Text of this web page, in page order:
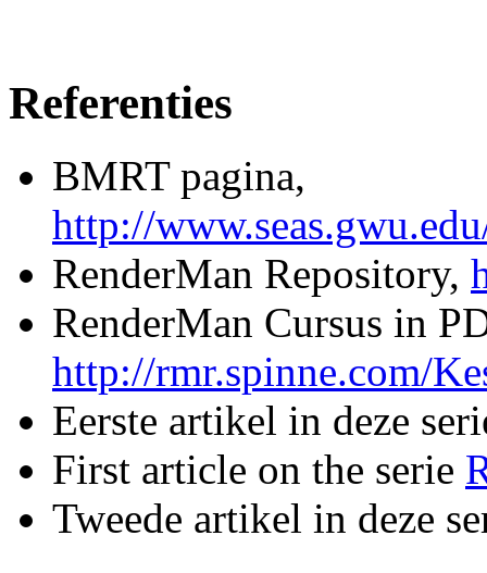
Referenties
BMRT pagina,
http://
RenderMan Repository,
RenderMan Cursus in
http://rmr.spinne.com/
Eerste artikel in deze
First article on the serie
Tweede artikel in deze